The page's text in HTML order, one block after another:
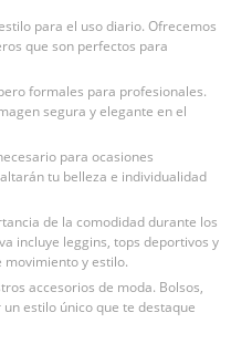
para el uso diario. Ofrecemos
que son perfectos para
formales para profesionales.
segura y elegante en el
para ocasiones
tu belleza e individualidad
de la comodidad durante los
incluye leggins, tops deportivos y
y estilo.
accesorios de moda. Bolsos,
estilo único que te destaque